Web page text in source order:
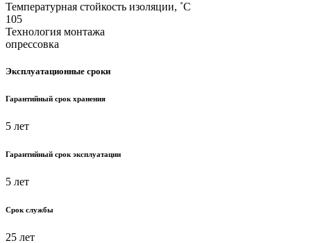
Температурная стойкость изоляции, ˚С
105
Технология монтажа
опрессовка
Эксплуатационные сроки
Гарантийный срок хранения
5 лет
Гарантийный срок эксплуатации
5 лет
Срок службы
25 лет